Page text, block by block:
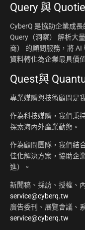
Query 與
CyberQ 是協助企業成
Query（洞察） 解析大
商） 的顧問服務，將
資料轉化為企業最具價
Quest與
專業媒體與技術顧問是
作為科技媒體，我們秉
探索海內外產業動態。
作為顧問團隊，我們結
佳化解決方案，協助企
進）。
新聞稿、採訪、授權、
service@cyberq.tw
廣告委刊、展覽會議、
service@cyberq.tw